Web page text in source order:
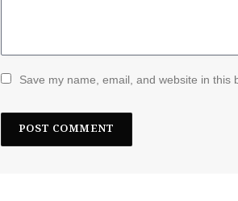
Save my name, email, and website in this